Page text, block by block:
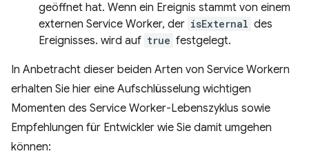
geöffnet hat. Wenn ein Ereignis stammt von einem
externen Service Worker, der isExternal des
Ereignisses. wird auf true festgelegt.
In Anbetracht dieser beiden Arten von Service Workern
erhalten Sie hier eine Aufschlüsselung wichtigen
Momenten des Service Worker-Lebenszyklus sowie
Empfehlungen für Entwickler wie Sie damit umgehen
können: